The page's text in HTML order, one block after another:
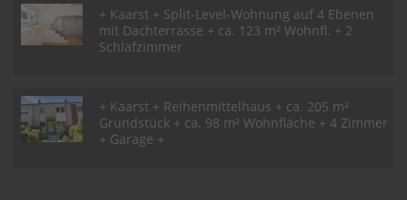
+ Kaarst + Split-Level-Wohnung auf 4 Ebenen
mit Dachterrasse + ca. 123 m² Wohnfl. + 2
Schlafzimmer
+ Kaarst + Reihenmittelhaus + ca. 205 m²
Grundstück + ca. 98 m² Wohnfläche + 4 Zimmer
+ Garage +